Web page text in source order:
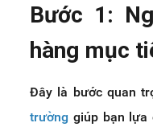
Bước 1:
hàng mục
Đây là bước quan
trường giúp bạn lựa